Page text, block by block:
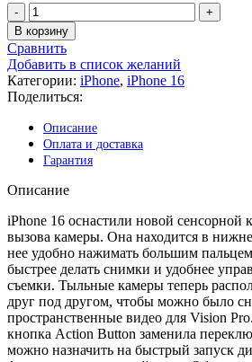
Количество
товара
Apple
iPhone
16
128Gb
Teal
(без
RuStore)
В корзину
Сравнить
Добавить в список желаний
Категории: iPhone, iPhone 16
Поделиться:
Описание
Оплата и доставка
Гарантия
Описание
iPhone 16 оснастили новой сенсорной
вызова камеры. Она находится в
нее удобно нажимать большим
быстрее делать снимки и удобнее
съемки. Тыльные камеры теперь
друг под другом, чтобы можно было
пространственные видео для Vision
кнопка Action Button заменила
можно назначить на быстрый запуск